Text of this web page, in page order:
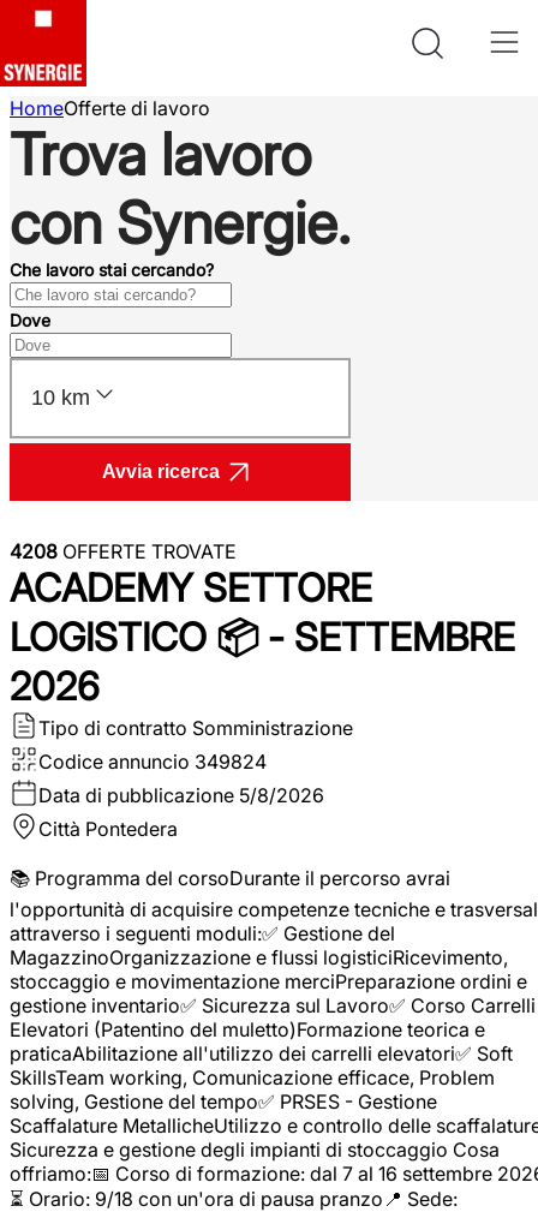
HomeOfferte di lavoro
Trova lavoro
con Synergie.
Che lavoro stai cercando?
Dove
10 km
Avvia ricerca
4208 OFFERTE TROVATE
ACADEMY SETTORE
LOGISTICO 📦 - SETTEMBRE
2026
Tipo di contratto Somministrazione
Codice annuncio 349824
Data di pubblicazione 5/8/2026
Città Pontedera
📚 Programma del corsoDurante il percorso avrai
l'opportunità di acquisire competenze tecniche e
attraverso i seguenti moduli:✅ Gestione del
MagazzinoOrganizzazione e flussi logisticiRicevimento,
stoccaggio e movimentazione merciPreparazione ordini e
gestione inventario✅ Sicurezza sul Lavoro✅ Corso Carrelli
Elevatori (Patentino del muletto)Formazione teorica e
praticaAbilitazione all'utilizzo dei carrelli elevatori✅ Soft
SkillsTeam working, Comunicazione efficace, Problem
solving, Gestione del tempo✅ PRSES - Gestione
Scaffalature MetallicheUtilizzo e controllo delle
Sicurezza e gestione degli impianti di stoccaggio Cosa
offriamo:📅 Corso di formazione: dal 7 al 16 settembre
⏳ Orario: 9/18 con un'ora di pausa pranzo📍 Sede: